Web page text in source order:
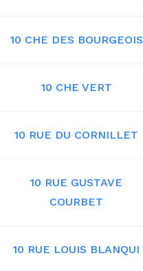
10 CHE DES BOURGEOIS
10 CHE VERT
10 RUE DU CORNILLET
10 RUE GUSTAVE
COURBET
10 RUE LOUIS BLANQUI